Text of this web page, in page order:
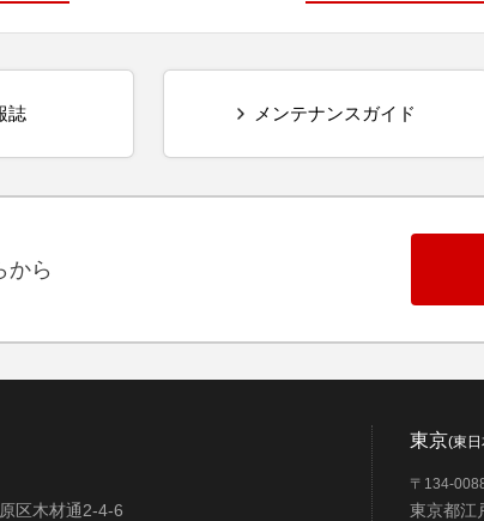
誌 メンテナンスガイド
から
区木材通2-4-6
東京(東
〒134-
東京都江